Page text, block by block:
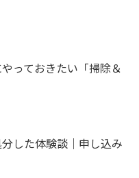
っておきたい「掃除＆
した体験談｜申し込み